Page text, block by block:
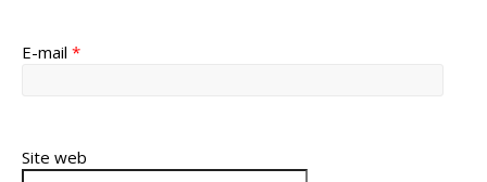
E-mail *
Site web